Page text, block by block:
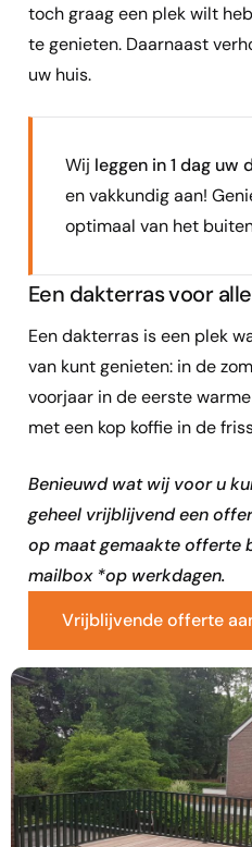
toch graag een plek wilt
te genieten. Daarnaast
uw huis.
Wij leggen in 1 dag uw
en vakkundig aan!
optimaal van het
Een dakterras voor
Een dakterras is een plek
van kunt genieten: in de
voorjaar in de eerste
met een kop koffie in de
Benieuwd wat wij voor u
geheel vrijblijvend een
op maat gemaakte offerte
mailbox *op werkdagen.
Vrijblijvende offerte